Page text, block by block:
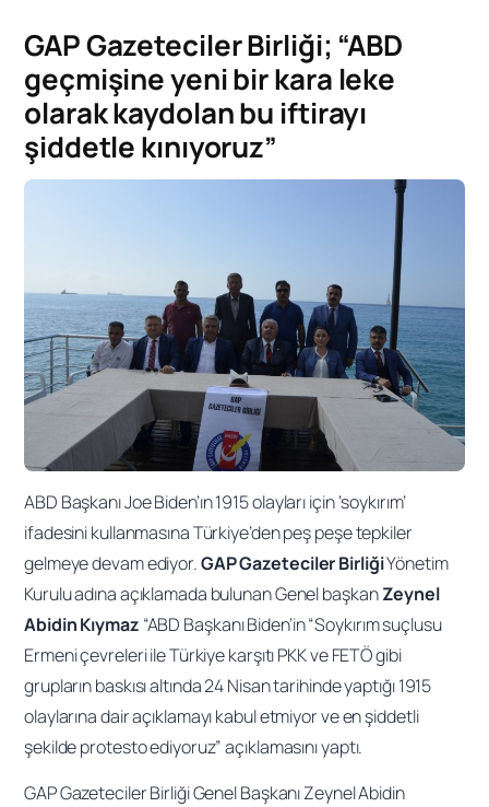
GAP Gazeteciler Birliği; “ABD
geçmişine yeni bir kara leke
olarak kaydolan bu iftirayı
şiddetle kınıyoruz”
ABD Başkanı Joe Biden’ın 1915 olayları için ‘soykırım’
ifadesini kullanmasına Türkiye’den peş peşe tepkiler
gelmeye devam ediyor.GAP Gazeteciler BirliğiYönetim
Kurulu adına açıklamada bulunan Genel başkanZeynel
Abidin Kıymaz “ABD Başkanı Biden’in “Soykırım suçlusu
Ermeni çevreleri ile Türkiye karşıtı PKK ve FETÖ gibi
grupların baskısı altında 24 Nisan tarihinde yaptığı 1915
olaylarına dair açıklamayı kabul etmiyor ve en şiddetli
şekilde protesto ediyoruz” açıklamasını yaptı.
GAP Gazeteciler Birliği Genel Başkanı Zeynel Abidin